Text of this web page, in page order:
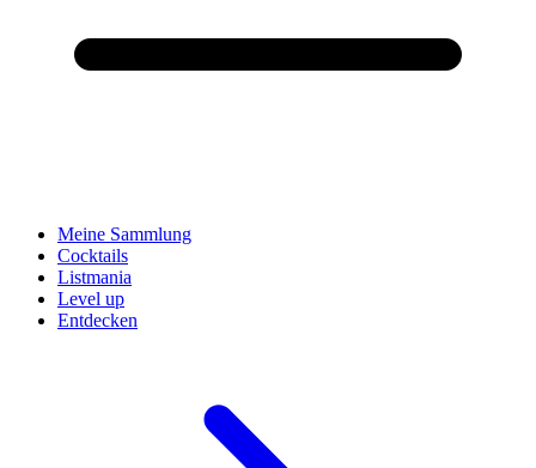
Meine Sammlung
Cocktails
Listmania
Level up
Entdecken